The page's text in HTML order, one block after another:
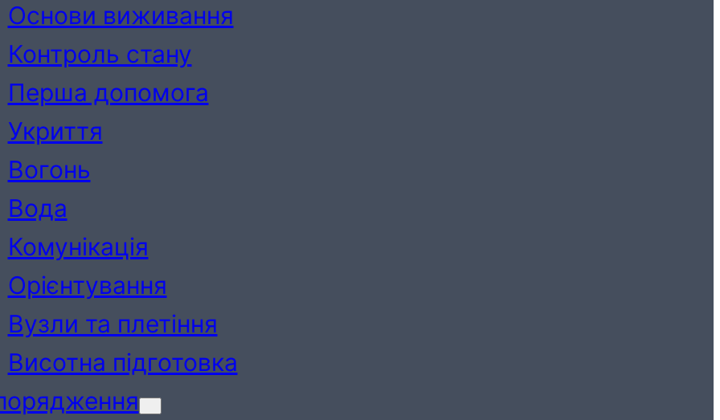
Основи виживання
Контроль стану
Перша допомога
Укриття
Вогонь
Вода
Комунікація
Орієнтування
Вузли та плетіння
Висотна підготовка